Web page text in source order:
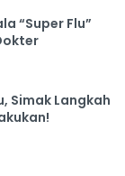
“Super Flu”
Simak Langkah